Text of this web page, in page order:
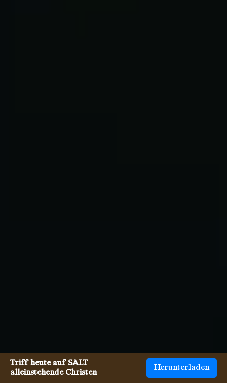
Triff heute auf SALT
alleinstehende Christen
Herunterladen